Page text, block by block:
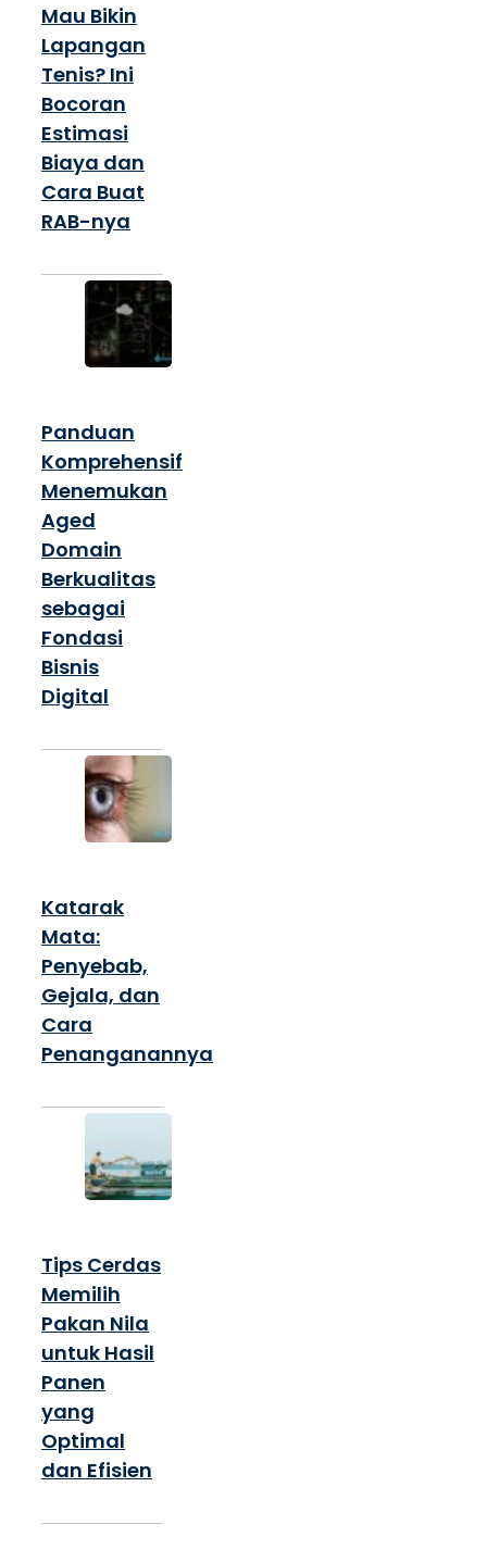
Mau Bikin
Lapangan
Tenis? Ini
Bocoran
Estimasi
Biaya dan
Cara Buat
RAB-nya
Panduan
Komprehensif
Menemukan
Aged
Domain
Berkualitas
sebagai
Fondasi
Bisnis
Digital
Katarak
Mata:
Penyebab,
Gejala, dan
Cara
Penanganannya
Tips Cerdas
Memilih
Pakan Nila
untuk Hasil
Panen
yang
Optimal
dan Efisien